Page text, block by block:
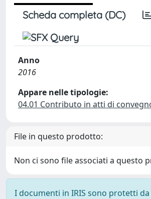
Scheda completa (DC)
Anno
2016
Appare nelle tipologie:
04.01 Contributo in atti di
File in questo prodotto:
Non ci sono file associati a questo
I documenti in IRIS sono protetti